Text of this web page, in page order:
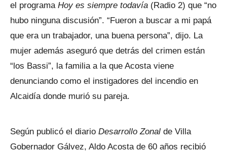
el programa Hoy es siempre todavía (Radio 2) que “no
hubo ninguna discusión”. “Fueron a buscar a mi papá
que era un trabajador, una buena persona”, dijo. La
mujer además aseguró que detrás del crimen están
“los Bassi”, la familia a la que Acosta viene
denunciando como el instigadores del incendio en
Alcaidía donde murió su pareja.
Según publicó el diario Desarrollo Zonal de Villa
Gobernador Gálvez, Aldo Acosta de 60 años recibió